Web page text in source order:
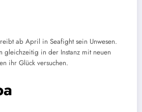
ab April in Seafight sein Unwesen.
gleichzeitig in der Instanz mit neuen
ihr Glück versuchen.